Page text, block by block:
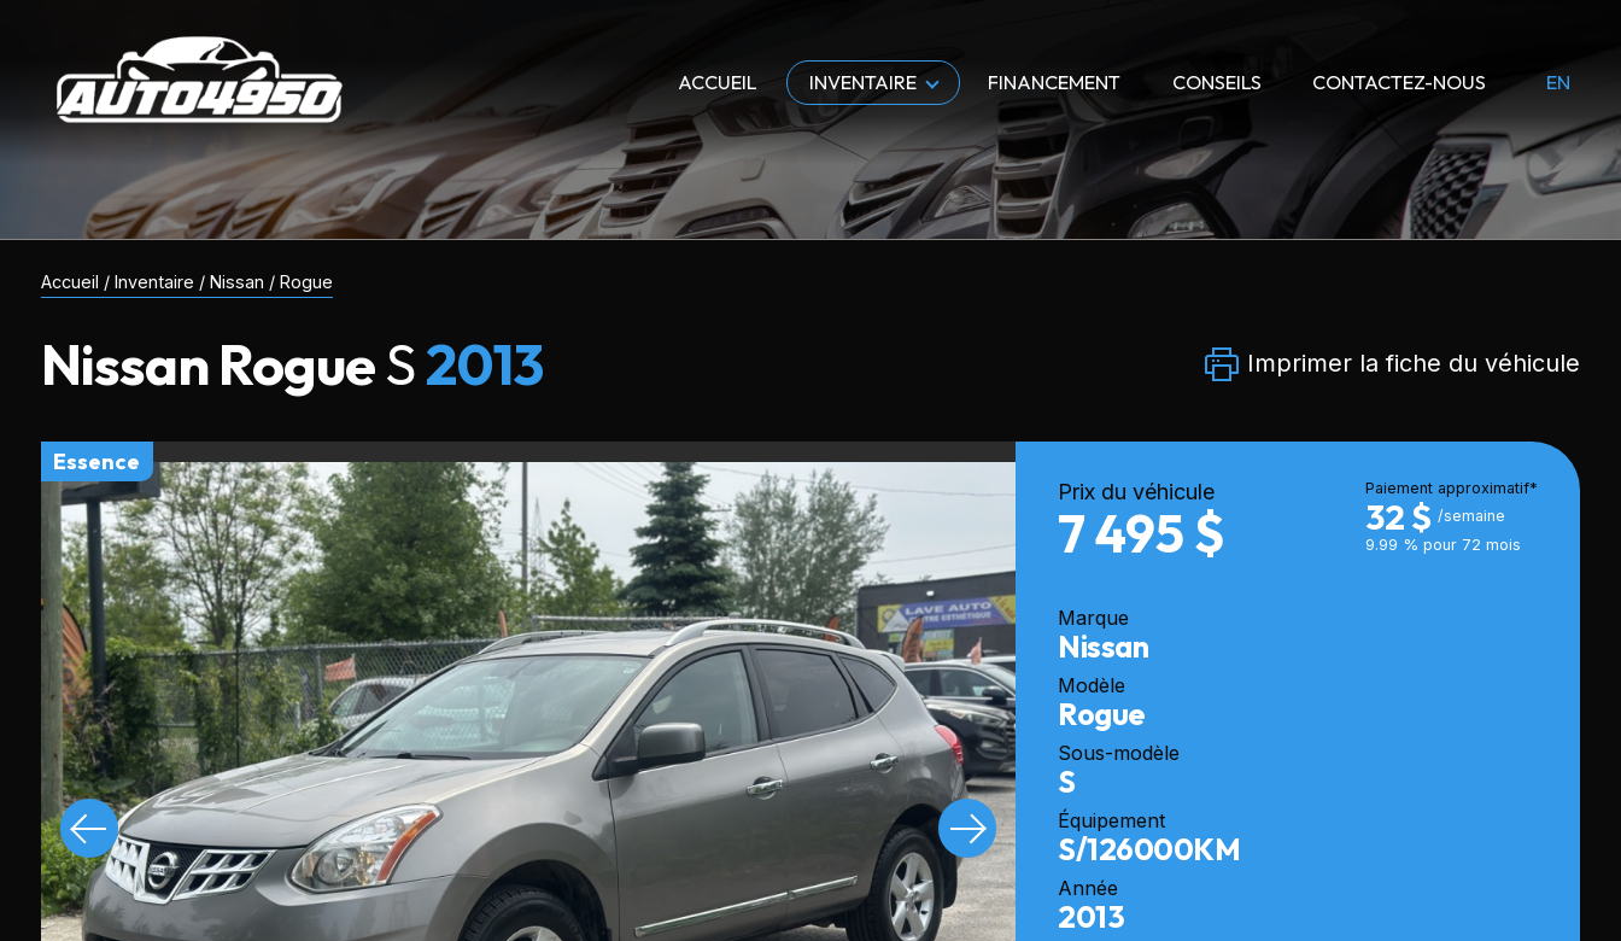
ACCUEIL INVENTAIRE FINANCEMENT CONSEILS CONTACTEZ-NOUS EN
Accueil / Inventaire / Nissan / Rogue
NissanRogueS2013 Imprimer la fiche du véhicule
essence
Prix du véhicule
7 495 $
Paiement approximatif*
32 $ /semaine
9.99 % pour 72 mois
Marque
Nissan
Modèle
Rogue
Sous-modèle
S
Équipement
S/126000KM
Année
2013